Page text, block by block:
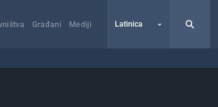
Građani Mediji Latinica